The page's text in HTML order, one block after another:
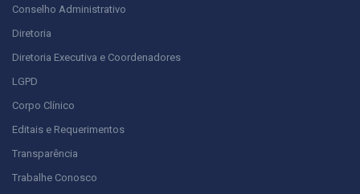
Conselho Administrativo
Diretoria
Diretoria Executiva e Coordenadores
LGPD
Corpo Clínico
Editais e Requerimentos
Transparência
Trabalhe Conosco